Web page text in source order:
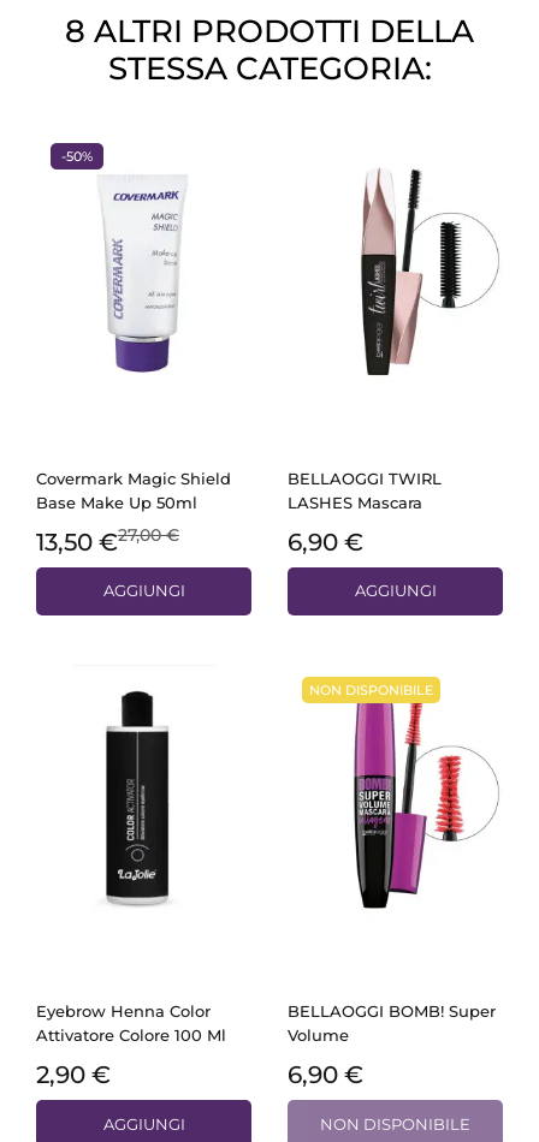
8 ALTRI PRODOTTI DELLA
STESSA CATEGORIA:
Covermark Magic Shield
Base Make Up 50ml
13,50 €27,00 €
AGGIUNGI
-50%
BELLAOGGI TWIRL
LASHES Mascara
6,90 €
AGGIUNGI
Eyebrow Henna Color
Attivatore Colore 100 Ml
2,90 €
AGGIUNGI
BELLAOGGI BOMB! Super
Volume
6,90 €
NON DISPONIBILE
NON DISPONIBILE